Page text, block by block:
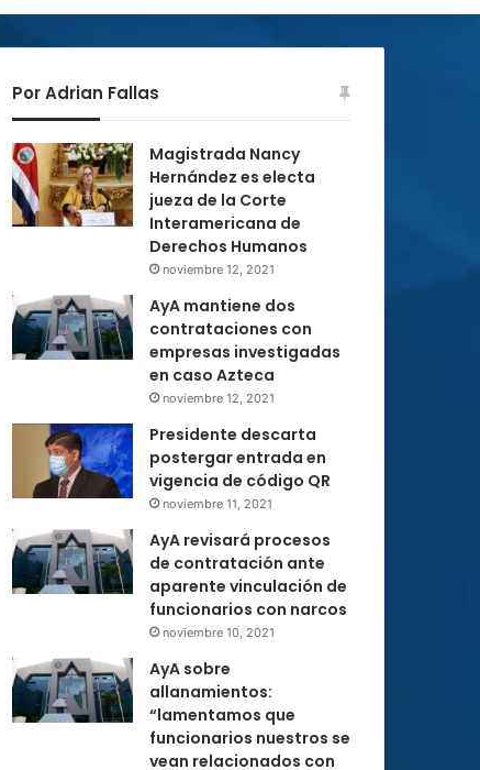
Por Adrian Fallas
Magistrada Nancy
Hernández es electa
jueza de la Corte
Interamericana de
Derechos Humanos
noviembre 12, 2021
AyA mantiene dos
contrataciones con
empresas investigadas
en caso Azteca
noviembre 12, 2021
Presidente descarta
postergar entrada en
vigencia de código QR
noviembre 11, 2021
AyA revisará procesos
de contratación ante
aparente vinculación de
funcionarios con narcos
noviembre 10, 2021
AyA sobre
allanamientos:
“lamentamos que
funcionarios nuestros se
vean relacionados con